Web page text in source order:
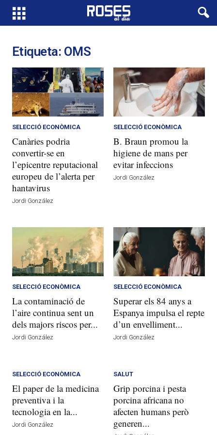
Etiqueta: OMS
SELECCIÓ ECONÒMICA
Canàries podria
convertir-se en
l’epicentre reputacional
europeu de l’alerta per
hantavirus
Jordi González
SELECCIÓ ECONÒMICA
B. Braun promou la
higiene de mans per
evitar infeccions
Jordi González
SELECCIÓ ECONÒMICA
La contaminació de
l’aire continua sent un
dels majors riscos per...
Jordi González
SELECCIÓ ECONÒMICA
Superar els 84 anys a
Espanya impulsa el repte
d’un envelliment...
Jordi González
SELECCIÓ ECONÒMICA
El paper de la medicina
preventiva i la
tecnologia en la...
Jordi González
SALUT
Grip porcina i pesta
porcina africana no
afecten humans però
generen...